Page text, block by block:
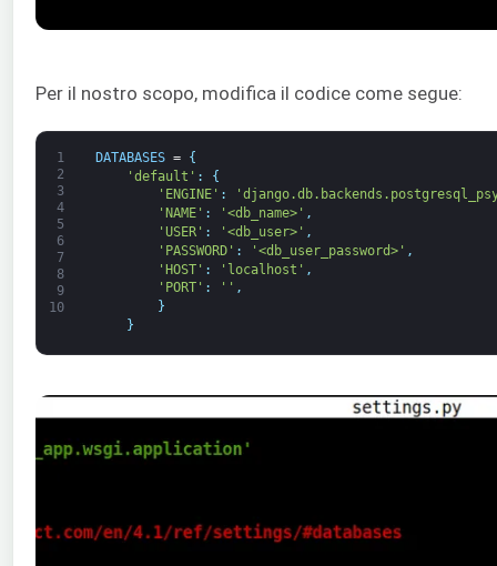
Per il nostro scopo, modifica il codice come segue:
1
2
3
4
5
6
7
8
9
10
DATABASES =
{
'default' :
{
'ENGINE' :
'NAME' : '<db_name>' ,
'USER' : '<db_user>' ,
'PASSWORD' : '<db_user_password>' ,
'HOST' : 'localhost' ,
'PORT' : '' ,
}
}